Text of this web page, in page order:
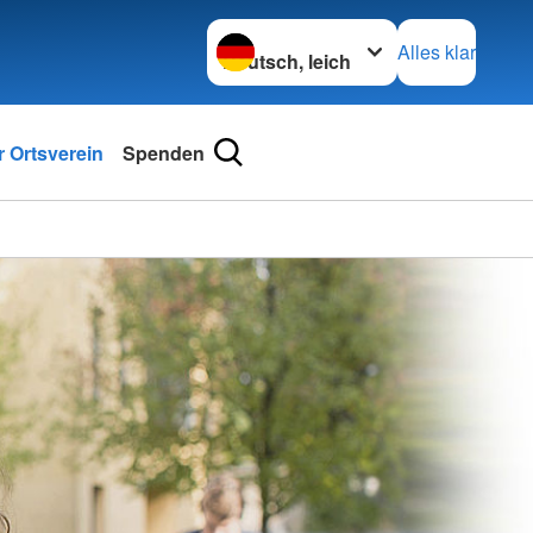
Sprache wechseln zu
Alles klar
Ortsverein Spenden